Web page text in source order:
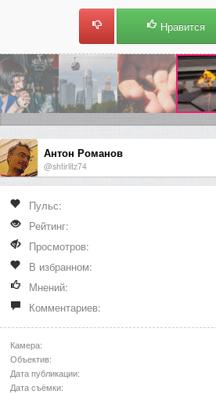
Нравится
Антон Романов
@shtirlitz74
Пульс:
Рейтинг:
Просмотров:
В избранном:
Мнений:
Комментариев:
Камера:
Объектив:
Дата публикации:
Дата съёмки: